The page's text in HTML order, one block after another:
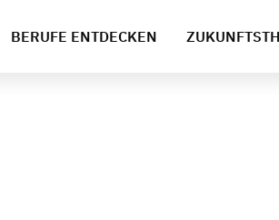
BERUFE ENTDECKEN